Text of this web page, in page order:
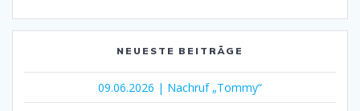
NEUESTE BEITRÄGE
09.06.2026 | Nachruf „Tommy“